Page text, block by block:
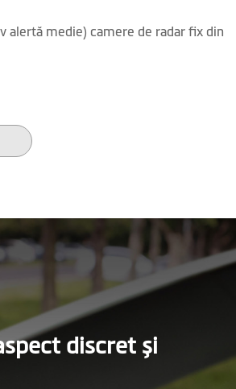
alertă medie) camere de radar fix din
discret și